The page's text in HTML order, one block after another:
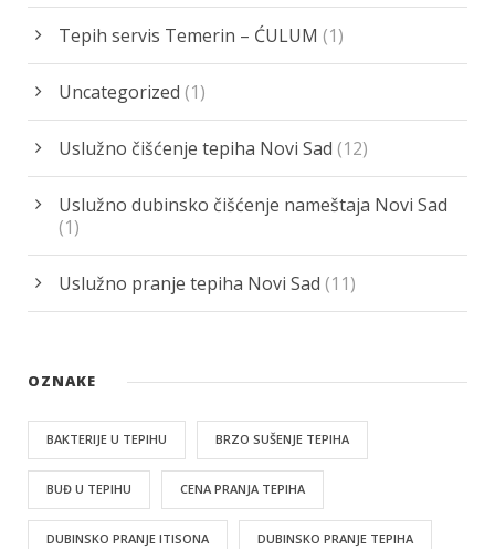
Tepih servis Temerin – ĆULUM (1)
Uncategorized (1)
Uslužno čišćenje tepiha Novi Sad (12)
Uslužno dubinsko čišćenje nameštaja Novi Sad
(1)
Uslužno pranje tepiha Novi Sad (11)
OZNAKE
BAKTERIJE U TEPIHU BRZO SUŠENJE TEPIHA
BUĐ U TEPIHU CENA PRANJA TEPIHA
DUBINSKO PRANJE ITISONA DUBINSKO PRANJE TEPIHA